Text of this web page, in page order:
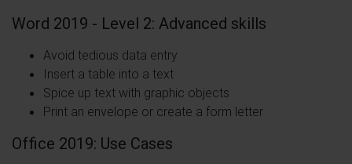
Word 2019 - Level 2: Advanced skills
Avoid tedious data entry
Insert a table into a text
Spice up text with graphic objects
Print an envelope or create a form letter
Office 2019: Use Cases